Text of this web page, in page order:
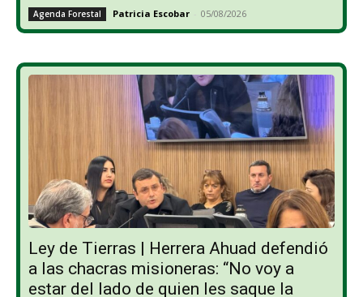
Agenda Forestal Patricia Escobar - 05/08/2026
Ley de Tierras | Herrera Ahuad defendió
a las chacras misioneras: “No voy a
estar del lado de quien les saque la